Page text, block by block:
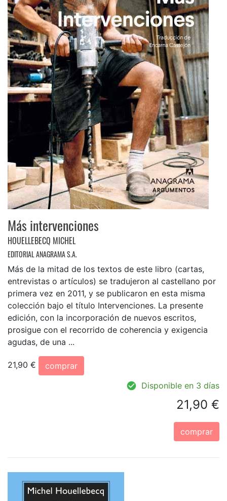
Más intervenciones
HOUELLEBECQ MICHEL
EDITORIAL ANAGRAMA S.A.
Más de la mitad de los textos de este libro (cartas,
entrevistas o artículos) se tradujeron al castellano por
primera vez en 2011, y se publicaron en esta misma
colección bajo el título Intervenciones. La presente
edición, con la incorporación de nuevos escritos,
prosigue con el recorrido de coherencia y exigencia
agudas, de una ...
21,90 €
comprar
Disponible en 3 días
21,90 €
comprar